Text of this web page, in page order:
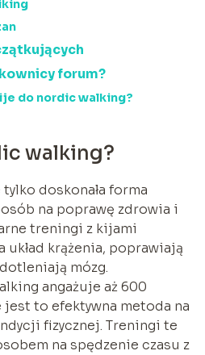
forum?
do nordic walking?
walking?
doskonała forma
na poprawę zdrowia i
treningi z kijami
układ krążenia, poprawiają
mózg.
angażuje aż 600
jest to efektywna metoda na
fizycznej. Treningi te
na spędzenie czasu z